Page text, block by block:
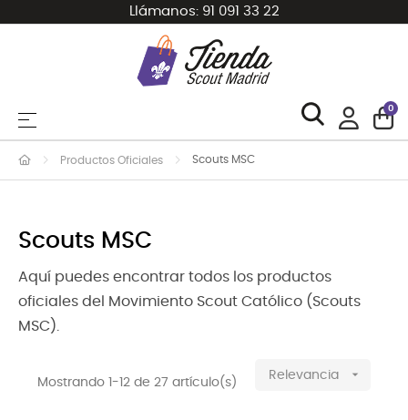
Llámanos: 91 091 33 22
0
Navegación de palanca
☰
Productos Oficiales Scouts MSC
Scouts MSC
Aquí puedes encontrar todos los productos
oficiales del Movimiento Scout Católico (Scouts
MSC).
Relevancia 
Mostrando 1-12 de 27 artículo(s)